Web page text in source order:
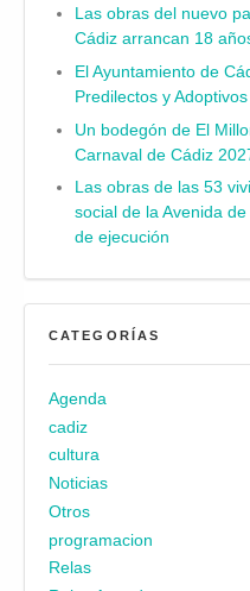
Las obras del nuevo
Cádiz arrancan 18
El Ayuntamiento de
Predilectos y
Un bodegón de El
Carnaval de Cádiz
Las obras de las 53
social de la Avenida
de ejecución
CATEGORÍAS
Agenda
cadiz
cultura
Noticias
Otros
programacion
Relas